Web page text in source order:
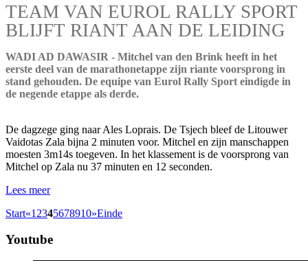
TEAM VAN EUROL RALLY SPORT
BLIJFT RIANT AAN DE LEIDING
WADI AD DAWASIR - Mitchel van den Brink heeft in het
eerste deel van de marathonetappe zijn riante voorsprong in
stand gehouden. De equipe van Eurol Rally Sport eindigde in
de negende etappe als derde.
De dagzege ging naar Ales Loprais. De Tsjech bleef de Litouwer
Vaidotas Zala bijna 2 minuten voor. Mitchel en zijn manschappen
moesten 3m14s toegeven. In het klassement is de voorsprong van
Mitchel op Zala nu 37 minuten en 12 seconden.
Lees meer
Start«1 2345678910»Einde
Youtube